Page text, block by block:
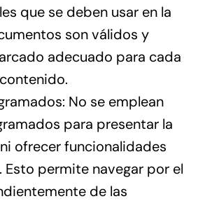
que se deben usar en la
son válidos y
adecuado para cada
No se emplean
para presentar la
ofrecer funcionalidades
permite navegar por el
de las